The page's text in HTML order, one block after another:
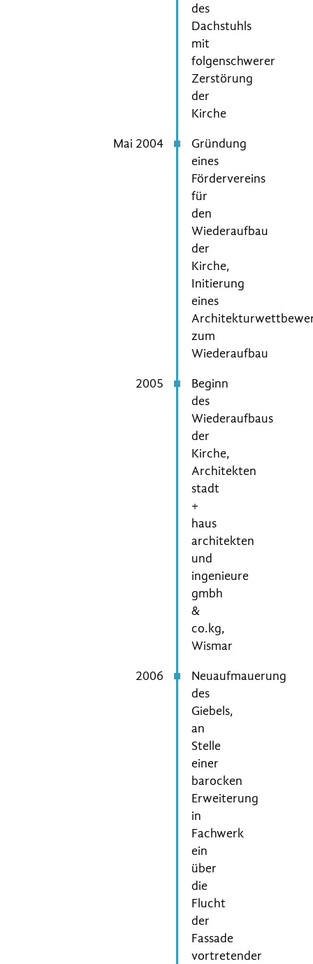
des
Dachstuhls
mit
folgenschwerer
Zerstörung
der
Kirche
Mai 2004
Gründung
eines
Fördervereins
für
den
Wiederaufbau
der
Kirche,
Initierung
eines
zum
Wiederaufbau
2005
Beginn
des
Wiederaufbaus
der
Kirche,
Architekten
stadt
+
haus
architekten
und
ingenieure
gmbh
&
co.kg,
Wismar
2006
Neuaufmauerung
des
Giebels,
an
Stelle
einer
barocken
Erweiterung
in
Fachwerk
ein
über
die
Flucht
der
Fassade
vortretender